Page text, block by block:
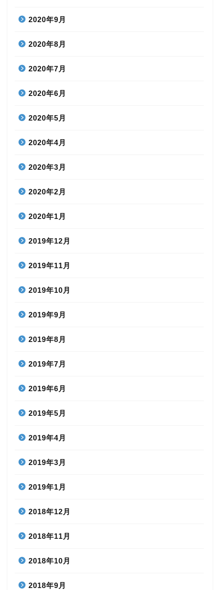
2020年9月
2020年8月
2020年7月
2020年6月
2020年5月
2020年4月
2020年3月
2020年2月
2020年1月
2019年12月
2019年11月
2019年10月
2019年9月
2019年8月
2019年7月
2019年6月
2019年5月
2019年4月
2019年3月
2019年1月
2018年12月
2018年11月
2018年10月
2018年9月